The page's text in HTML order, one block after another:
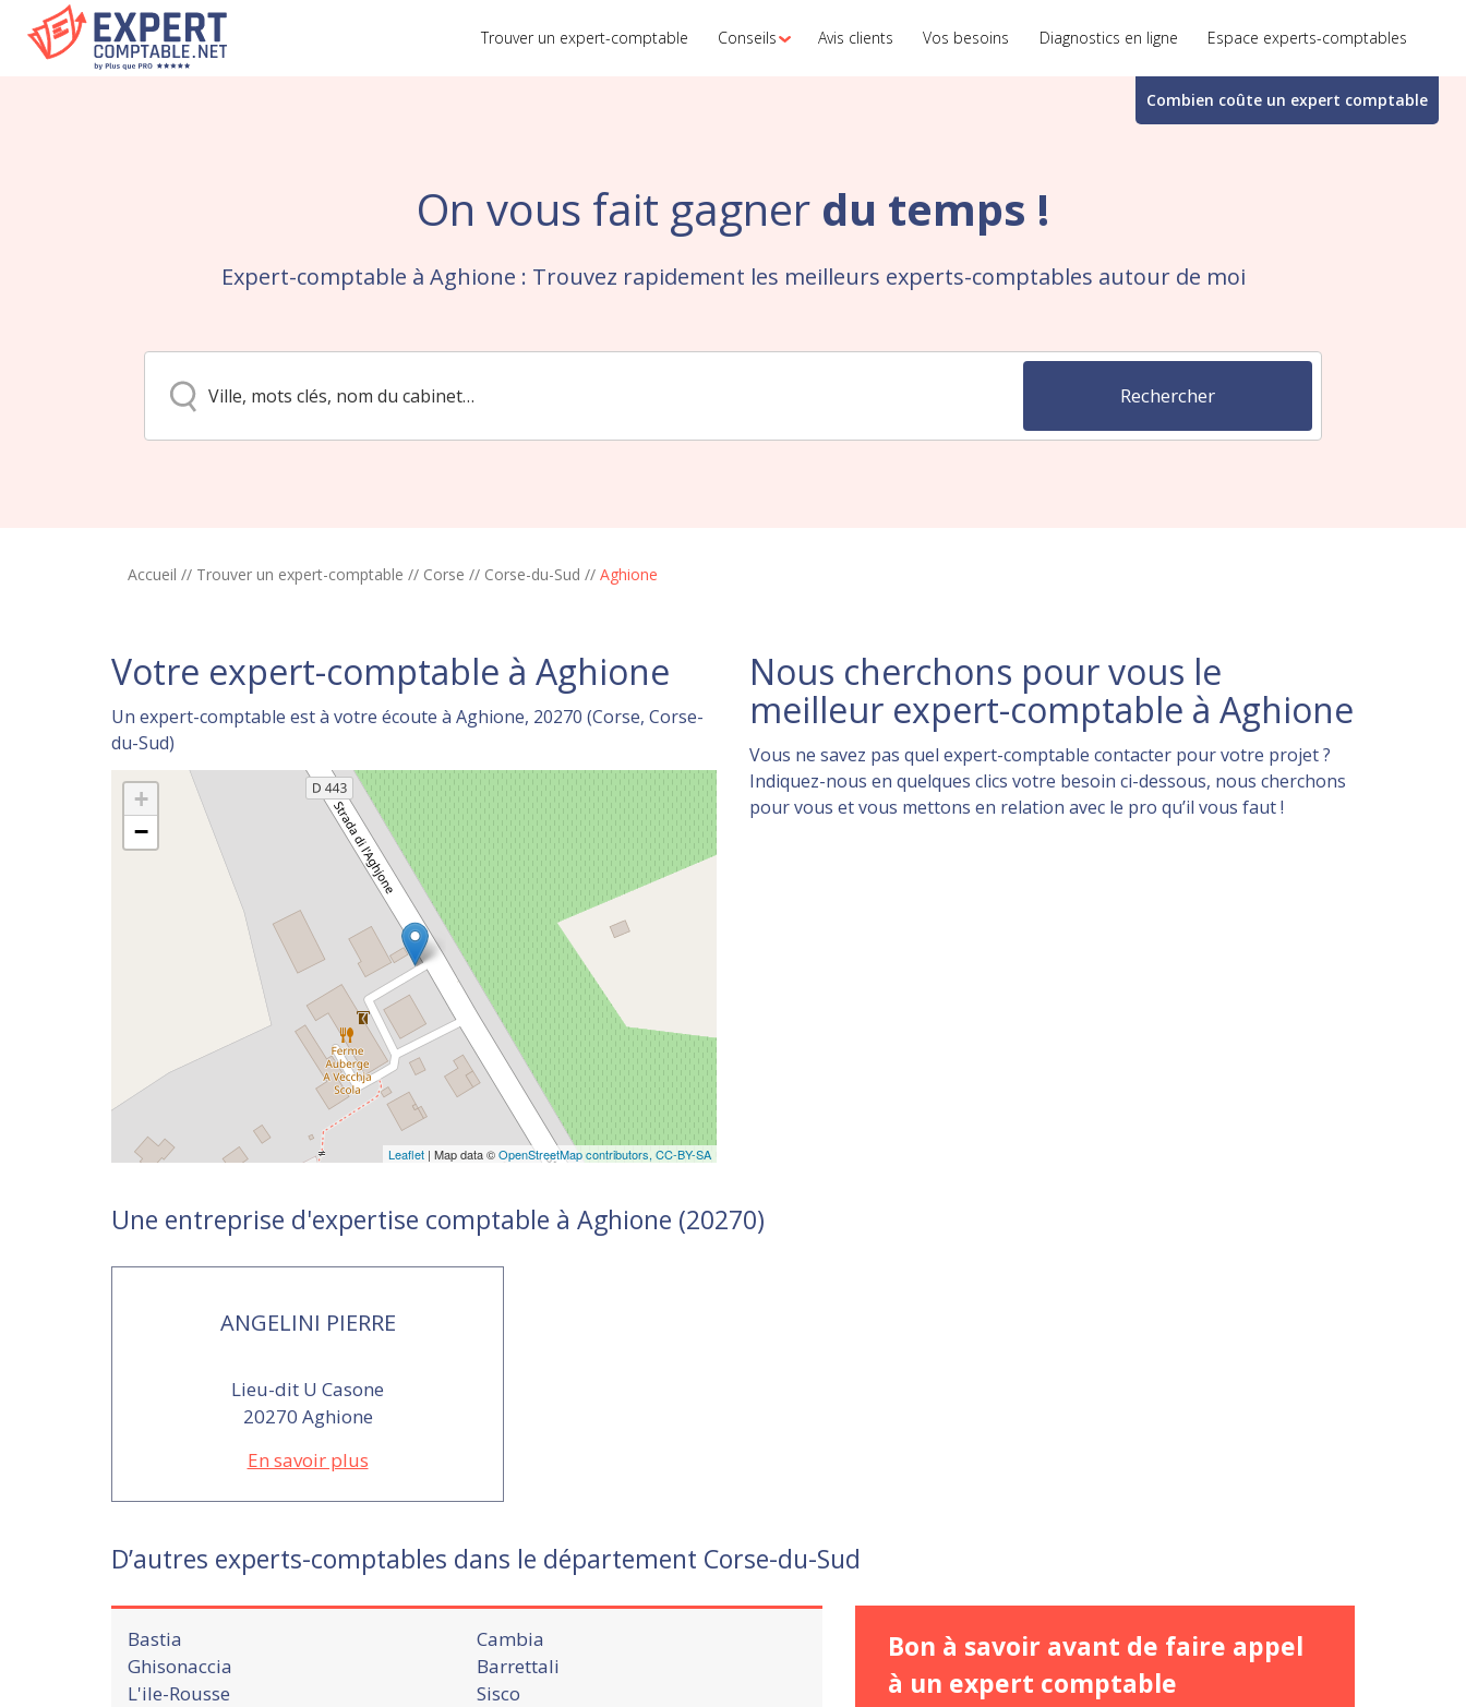
Trouver un expert-comptable Conseils Avis clients Vos besoins Diagnostics en ligne Espace experts-comptables
Combien coûte un expert comptable
On vous fait gagner du temps !
Expert-comptable à Aghione : Trouvez rapidement les meilleurs experts-comptables autour de moi
Accueil // Trouver un expert-comptable // Corse // Corse-du-Sud // Aghione
Votre expert-comptable à Aghione
Un expert-comptable est à votre écoute à Aghione, 20270 (Corse, Corse-
du-Sud)
+
−
Leaflet | Map data ©OpenStreetMap contributors, CC-BY-SA
Nous cherchons pour vous le
meilleur expert-comptable à Aghione
Vous ne savez pas quel expert-comptable contacter pour votre projet ?
Indiquez-nous en quelques clics votre besoin ci-dessous, nous cherchons
pour vous et vous mettons en relation avec le pro qu’il vous faut !
Une entreprise d'expertise comptable à Aghione (20270)
ANGELINI PIERRE
Lieu-dit U Casone
20270 Aghione
En savoir plus
D’autres experts-comptables dans le département Corse-du-Sud
Bastia
Ghisonaccia
L'ile-Rousse
Cambia
Barrettali
Sisco
Bon à savoir avant de faire appel
à un expert comptable